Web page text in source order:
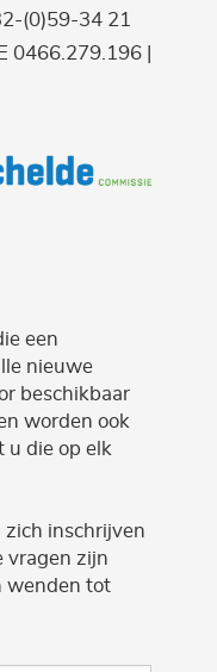
(0)59-34 21
0466.279.196 |
een
nieuwe
beschikbaar
worden ook
u die op elk
inschrijven
vragen zijn
wenden tot